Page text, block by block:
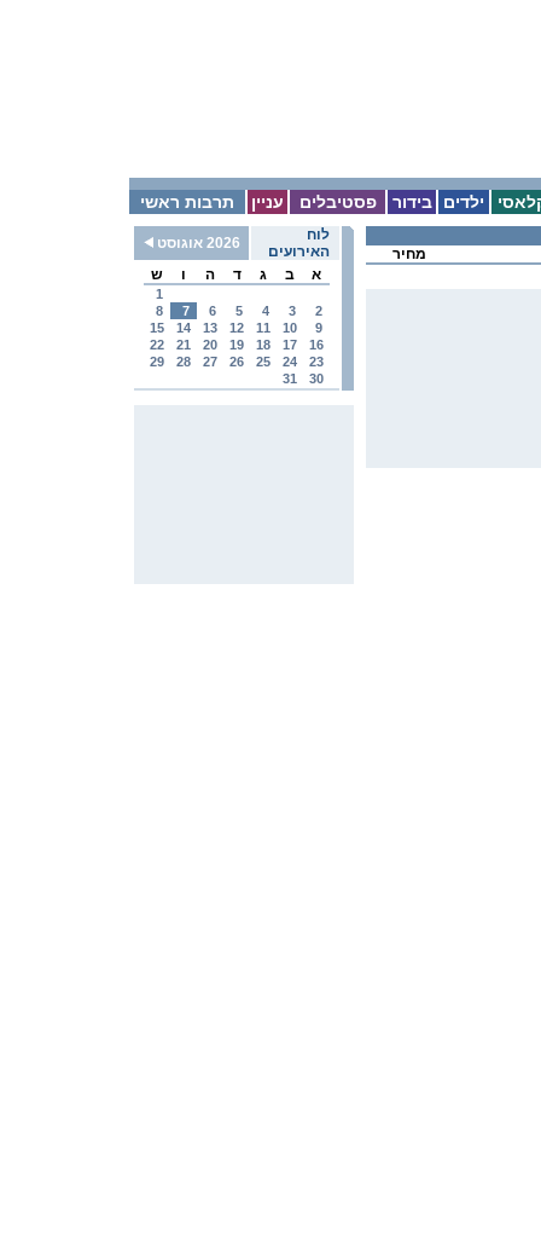
תרבות ראשי עניין פסטיבלים בידור ילדים
לוח
האירועים
2026 אוגוסט
א
ב ג ד ה ו ש
1
2
3
4
5
6
7
8
9
10
11
12
13
14
15
16
17
18
19
20
21
22
23
24
25
26
27
28
29
30
31
מחיר